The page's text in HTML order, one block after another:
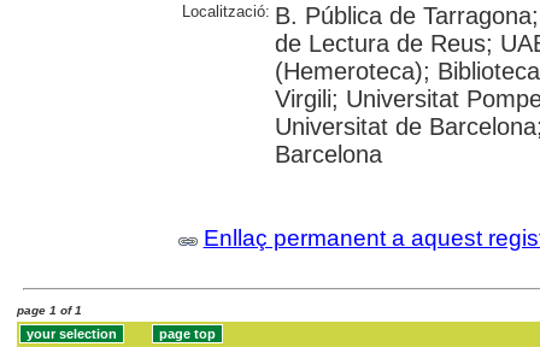
Localització: B. Pública de
de Lectura de Reus;
(Hemeroteca);
Virgili; Universitat
Universitat de
Barcelona
Enllaç permanent a aquest
page 1 of 1